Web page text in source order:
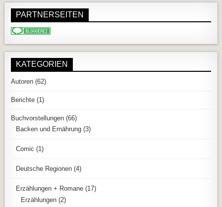
PARTNERSEITEN
KATEGORIEN
Autoren (62)
Berichte (1)
Buchvorstellungen (66)
Backen und Ernährung (3)
Comic (1)
Deutsche Regionen (4)
Erzählungen + Romane (17)
Erzählungen (2)